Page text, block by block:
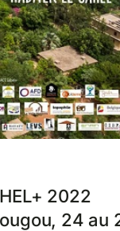
2022
24 au